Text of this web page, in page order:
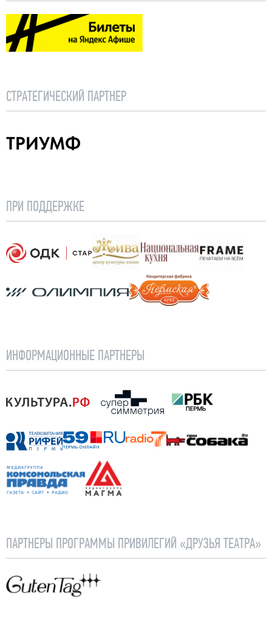
СТРАТЕГИЧЕСКИЙ ПАРТНЕР
ПРИ ПОДДЕРЖКЕ
Национальная кухня
Frame
ИНФОРМАЦИОННЫЕ ПАРТНЕРЫ
Культура.РФ СуперСимметрия
Рифей Пермь
59.ru
ПАРТНЕРЫ ПРОГРАММЫ ПРИВИЛЕГИЙ «ДРУЗЬЯ ТЕАТРА»